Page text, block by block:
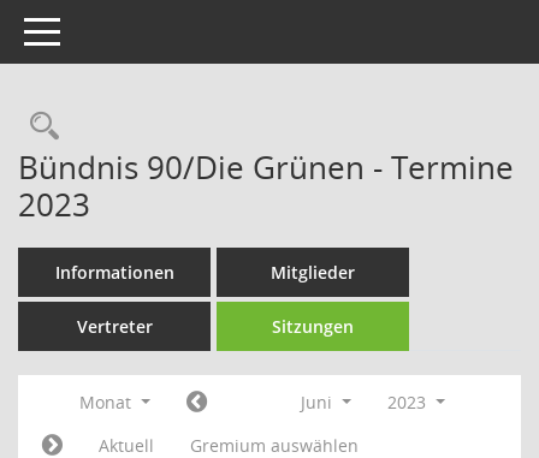
Toggle navigation
Rechercheauswahl
Bündnis 90/Die Grünen - Termine
2023
Informationen Mitglieder
Vertreter Sitzungen
Monat Juni
2023
Aktuell
Gremium auswählen